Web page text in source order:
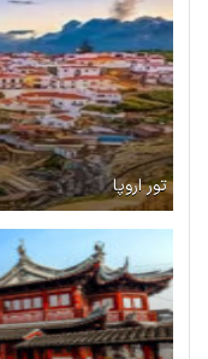
تور اروپا